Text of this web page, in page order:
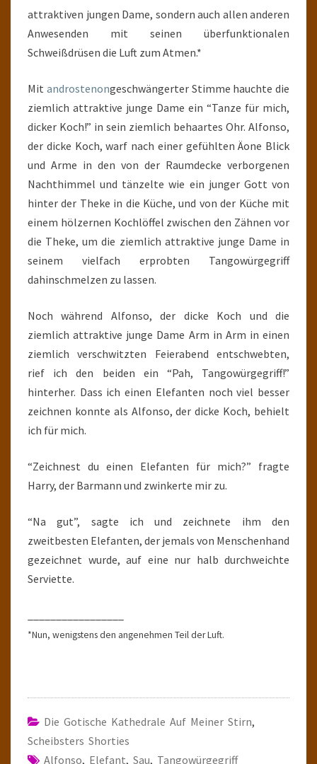
attraktiven jungen Dame, sondern auch allen anderen
Anwesenden mit seinen überfunktionalen
Schweißdrüsen die Luft zum Atmen.*
Mit androstenongeschwängerter Stimme hauchte die
ziemlich attraktive junge Dame ein “Tanze für mich,
dicker Koch!” in sein ziemlich behaartes Ohr. Alfonso,
der dicke Koch, warf nach einer gefühlten Äone Blick
und Arme in den von der Raumdecke verborgenen
Nachthimmel und tänzelte wie ein junger Gott von
hinter der Theke in die Küche, und von der Küche mit
einem hölzernen Kochlöffel zwischen den Zähnen vor
die Theke, um die ziemlich attraktive junge Dame in
seinem vielfach erprobten Tangowürgegriff
dahinschmelzen zu lassen.
Noch während Alfonso, der dicke Koch und die
ziemlich attraktive junge Dame Arm in Arm in einen
ziemlich verschwitzten Feierabend entschwebten,
rief ich den beiden ein “Pah, Tangowürgegriff!”
hinterher. Dass ich einen Elefanten noch viel besser
zeichnen konnte als Alfonso, der dicke Koch, behielt
ich für mich.
“Zeichnest du einen Elefanten für mich?” fragte
Harry, der Barmann und zwinkerte mir zu.
“Na gut”, sagte ich und zeichnete ihm den
zweitbesten Elefanten, der jemals von Menschenhand
gezeichnet wurde, auf eine nur halb durchweichte
Serviette.
*Nun, wenigstens den angenehmen Teil der Luft.
Die Gotische Kathedrale Auf Meiner Stirn,
Scheibsters Shorties
Alfonso, Elefant, Sau, Tangowürgegriff